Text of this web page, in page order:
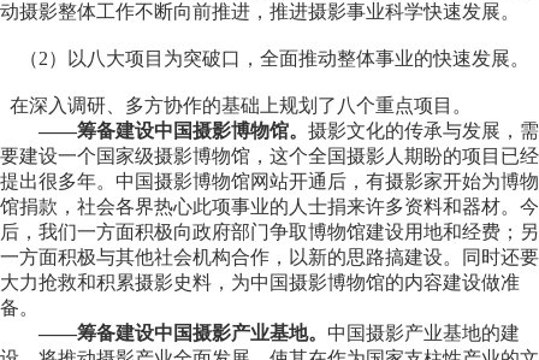
动摄影整体工作不断向前推进，推进摄影事业科学快速发展。
（2）以八大项目为突破口，全面推动整体事业的快速发展。
在深入调研、多方协作的基础上规划了八个重点项目。
——筹备建设中国摄影博物馆。 摄影文化的传承与发展，需
要建设一个国家级摄影博物馆，这个全国摄影人期盼的项目已经
提出很多年。中国摄影博物馆网站开通后，有摄影家开始为博物
馆捐款，社会各界热心此项事业的人士捐来许多资料和器材。今
后，我们一方面积极向政府部门争取博物馆建设用地和经费；另
一方面积极与其他社会机构合作，以新的思路搞建设。同时还要
大力抢救和积累摄影史料，为中国摄影博物馆的内容建设做准
备。
——筹备建设中国摄影产业基地。 中国摄影产业基地的建